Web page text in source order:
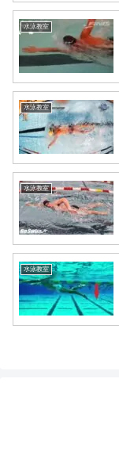
水泳教室
水泳教室
水泳教室
水泳教室